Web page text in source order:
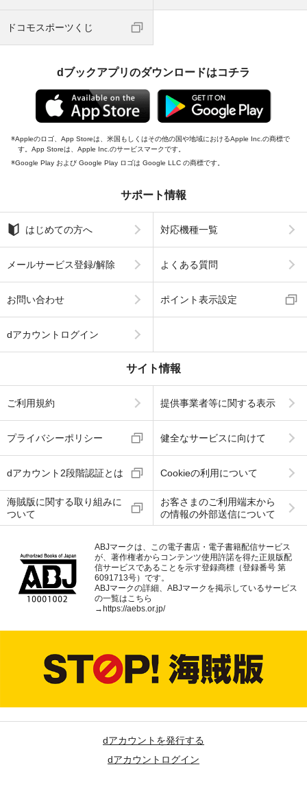
ドコモスポーツくじ
dブックアプリのダウンロードはコチラ
Appleのロゴ、App Storeは、米国もしくはその他の国や地域におけるApple Inc.の商標で
す。App Storeは、Apple Inc.のサービスマークです。
Google Play および Google Play ロゴは Google LLC の商標です。
サポート情報
はじめての方へ 対応機種一覧
メールサービス登録/解除 よくある質問
お問い合わせ ポイント表示設定
dアカウントログイン
サイト情報
ご利用規約 提供事業者等に関する表示
プライバシーポリシー 健全なサービスに向けて
dアカウント2段階認証とは Cookieの利用について
海賊版に関する取り組みに
ついて
お客さまのご利用端末から
の情報の外部送信について
ABJマークは、この電子書店・電子書籍配信サービス
が、著作権者からコンテンツ使用許諾を得た正規版配
信サービスであることを示す登録商標（登録番号 第
6091713号）です。
ABJマークの詳細、ABJマークを掲示しているサービス
の一覧はこちら
→ https://aebs.or.jp/
dアカウントを発行する
dアカウントログイン